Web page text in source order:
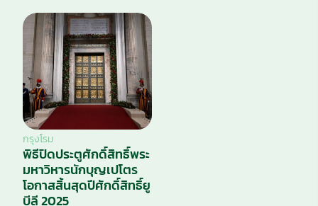
กรุงโรม
พิธีปิดประตูศักดิ์สิทธิ์พระ
มหาวิหารนักบุญเปโตร
โอกาสสิ้นสุดปีศักดิ์สิทธิ์ยู
บีลี 2025